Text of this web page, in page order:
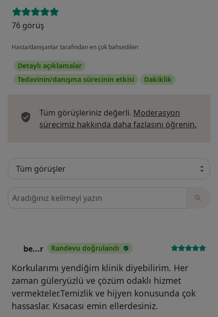
76 görüş
Hasta/danışanlar tarafından en çok bahsedilen
Detaylı açıklamalar
Tedavinin/danışma sürecinin etkisi
Dakiklik
Tüm görüşleriniz değerli. Moderasyon
sürecimiz hakkında daha fazlasını öğrenin.
Görüşler içerisinde ara
be...r Randevu doğrulandı
Korkularımı yendiğim klinik diyebilirim. Her
zaman güleryüzlü ve çözüm odaklı hizmet
vermekteler.Temizlik ve hijyen konusunda çok
hassaslar. Kısacası emin ellerdesiniz.